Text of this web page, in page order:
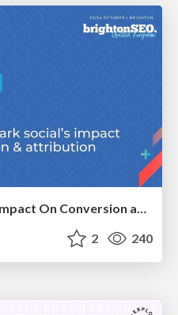
Measuring Dark Social's Impact On Conversion and Attribution
2 240